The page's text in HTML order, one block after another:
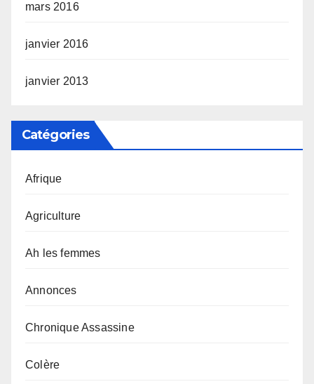
mars 2016
janvier 2016
janvier 2013
Catégories
Afrique
Agriculture
Ah les femmes
Annonces
Chronique Assassine
Colère